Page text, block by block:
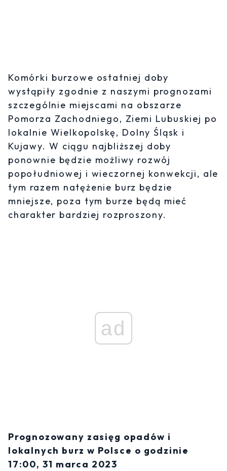
Komórki burzowe ostatniej doby
wystąpiły zgodnie z naszymi prognozami
szczególnie miejscami na obszarze
Pomorza Zachodniego, Ziemi Lubuskiej po
lokalnie Wielkopolskę, Dolny Śląsk i
Kujawy. W ciągu najbliższej doby
ponownie będzie możliwy rozwój
popołudniowej i wieczornej konwekcji, ale
tym razem natężenie burz będzie
mniejsze, poza tym burze będą mieć
charakter bardziej rozproszony.
ad
Prognozowany zasięg opadów i
lokalnych burz w Polsce o godzinie
17:00, 31 marca 2023